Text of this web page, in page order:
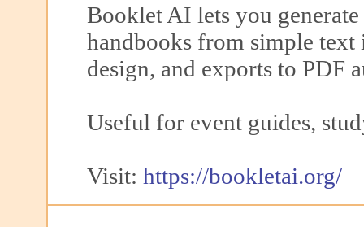
Booklet AI lets you
handbooks from simple
design, and exports to PDF
Useful for event guides,
Visit: https://bookletai.org/